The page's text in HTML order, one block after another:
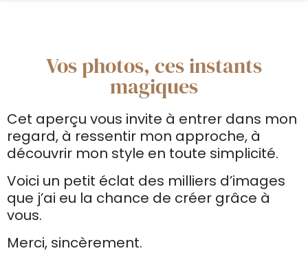
Vos photos, ces instants
magiques
Cet aperçu vous invite à entrer dans mon
regard, à ressentir mon approche, à
découvrir mon style en toute simplicité.
Voici un petit éclat des milliers d’images
que j’ai eu la chance de créer grâce à
vous.
Merci, sincèrement.